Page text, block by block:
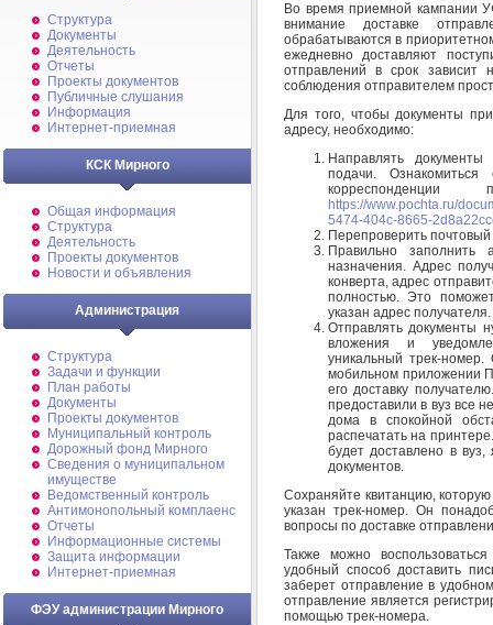
Структура
Документы
Деятельность
Отчеты
Проекты документов
Публичные слушания
Информация
Интернет-приемная
КСК Мирного
Общая информация
Структура
Деятельность
Проекты документов
Новости и объявления
Администрация
Структура
Задачи и функции
План работы
Документы
Проекты документов
Муниципальный контроль
Дорожный фонд Мирного
Cведения о муниципальном
имуществе
Ведомственный контроль
Антимонопольный комплаенс
Отчеты
Информационные системы
Защита информации
Интернет-приемная
ФЭУ администрации Мирного
Во время приемной кампании
внимание доставке
обрабатываются в
ежедневно доставляют
отправлений в срок
соблюдения отправителем
Для того, чтобы документы
адресу, необходимо:
Направлять
подачи. Ознакомиться
https://www.pochta.ru/
5474-404c-8665-
Перепроверить
Правильно заполнить
назначения. Адрес
конверта, адрес
полностью. Это
указан адрес получателя.
Отправлять документы
вложения и
уникальный трек-
мобильном приложении
его доставку
предоставили в вуз все
дома в спокойной
распечатать на
будет доставлено в
документов.
Сохраняйте квитанцию,
указан трек-номер. Он
вопросы по доставке
Также можно
удобный способ доставить
заберет отправление в
отправление является
помощью трек-номера.